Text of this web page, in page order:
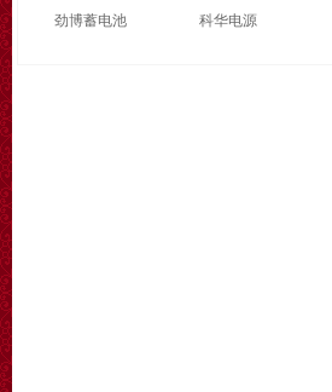
劲博蓄电池 科华电源